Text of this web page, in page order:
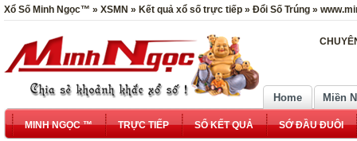
Xổ Số Minh Ngọc™ » XSMN » Kết quả xổ số trực tiếp » Đổi Số Trúng »
Home Miền
MINH NGỌC ™ TRỰC TIẾP SỔ KẾT QUẢ SỚ ĐẦU ĐUÔI